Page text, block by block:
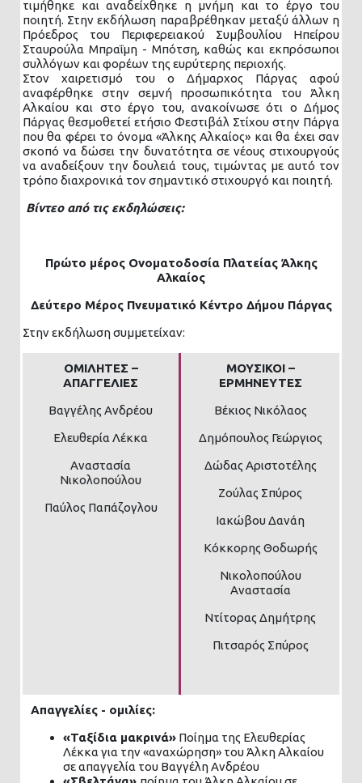
τιμήθηκε και αναδείχθηκε η μνήμη και το έργο του
ποιητή. Στην εκδήλωση παραβρέθηκαν μεταξύ άλλων η
Πρόεδρος του Περιφερειακού Συμβουλίου Ηπείρου
Σταυρούλα Μπραΐμη - Μπότση, καθώς και εκπρόσωποι
συλλόγων και φορέων της ευρύτερης περιοχής.
Στον χαιρετισμό του ο Δήμαρχος Πάργας αφού
αναφέρθηκε στην σεμνή προσωπικότητα του Άλκη
Αλκαίου και στο έργο του, ανακοίνωσε ότι ο Δήμος
Πάργας θεσμοθετεί ετήσιο Φεστιβάλ Στίχου στην Πάργα
που θα φέρει το όνομα «Άλκης Αλκαίος» και θα έχει σαν
σκοπό να δώσει την δυνατότητα σε νέους στιχουργούς
να αναδείξουν την δουλειά τους, τιμώντας με αυτό τον
τρόπο διαχρονικά τον σημαντικό στιχουργό και ποιητή.
Βίντεο από τις εκδηλώσεις:
Πρώτο μέρος Ονοματοδοσία Πλατείας Άλκης
Αλκαίος
Δεύτερο Μέρος Πνευματικό Κέντρο Δήμου Πάργας
Στην εκδήλωση συμμετείχαν:
ΟΜΙΛΗΤΕΣ –
ΑΠΑΓΓΕΛΙΕΣ
Βαγγέλης Ανδρέου
Ελευθερία Λέκκα
Αναστασία
Νικολοπούλου
Παύλος Παπάζογλου
ΜΟΥΣΙΚΟΙ –
ΕΡΜΗΝΕΥΤΕΣ
Βέκιος Νικόλαος
Δημόπουλος Γεώργιος
Δώδας Αριστοτέλης
Ζούλας Σπύρος
Ιακώβου Δανάη
Κόκκορης Θοδωρής
Νικολοπούλου
Αναστασία
Ντίτορας Δημήτρης
Πιτσαρός Σπύρος
Απαγγελίες - ομιλίες:
«Ταξίδια μακρινά» Ποίημα της Ελευθερίας
Λέκκα για την «αναχώρηση» του Άλκη Αλκαίου
σε απαγγελία του Βαγγέλη Ανδρέου